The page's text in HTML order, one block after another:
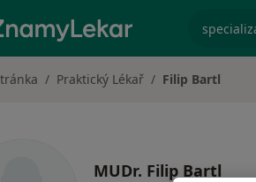
Praktický Lékař Filip Bartl
MUDr. Filip Bartl